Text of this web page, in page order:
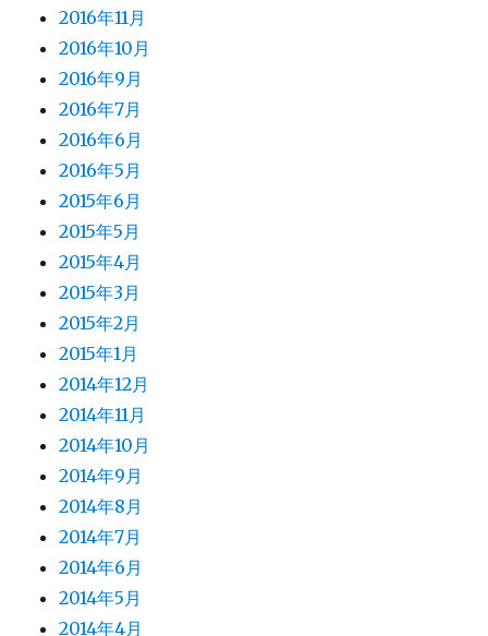
2016年11月
2016年10月
2016年9月
2016年7月
2016年6月
2016年5月
2015年6月
2015年5月
2015年4月
2015年3月
2015年2月
2015年1月
2014年12月
2014年11月
2014年10月
2014年9月
2014年8月
2014年7月
2014年6月
2014年5月
2014年4月